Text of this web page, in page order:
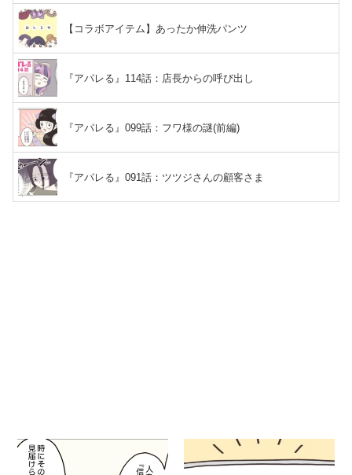
【コラボアイテム】あったか伸洗パンツ
『アパレる』114話：店長からの呼び出し
『アパレる』099話：フワ様の謎(前編)
『アパレる』091話：ツツジさんの顧客さま